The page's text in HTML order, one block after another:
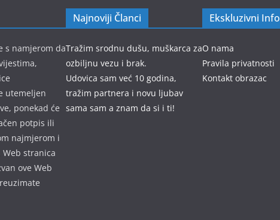
s namjerom da
utemeljen
ponekad će
potpis ili
najmjerom i
stranica
ove Web
Najnoviji Članci
Tražim srodnu dušu, muškarca za
ozbiljnu vezu i brak.
Udovica sam već 10 godina,
tražim partnera i novu ljubav
sama sam a znam da si i ti!
Ekskluzivni Info
O nama
Pravila privatnosti
Kontakt obrazac